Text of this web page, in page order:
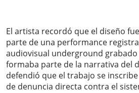
El artista recordó que el diseño
parte de una performance
audiovisual underground grabado
formaba parte de la narrativa del
defendió que el trabajo se
de denuncia directa contra el